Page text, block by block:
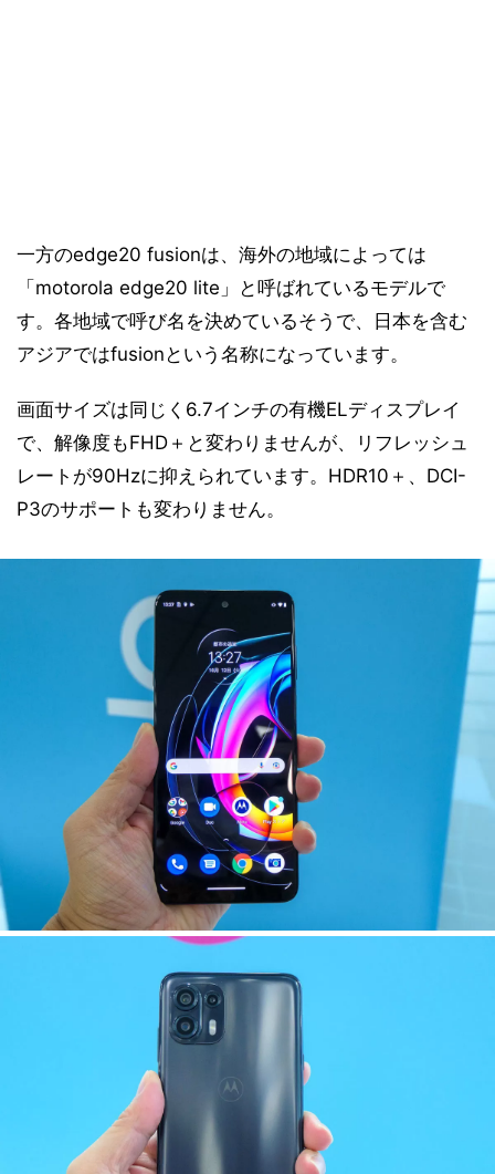
一方のedge20 fusionは、海外の地域によっては
「motorola edge20 lite」と呼ばれているモデルで
す。各地域で呼び名を決めているそうで、日本を含む
アジアではfusionという名称になっています。
画面サイズは同じく6.7インチの有機ELディスプレイ
で、解像度もFHD＋と変わりませんが、リフレッシュ
レートが90Hzに抑えられています。HDR10＋、DCI-
P3のサポートも変わりません。